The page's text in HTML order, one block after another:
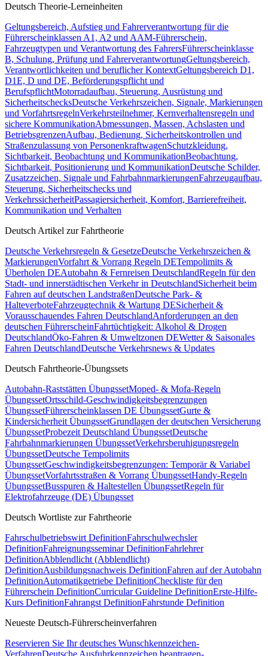
Deutsch Theorie-Lerneinheiten
Geltungsbereich, Aufstieg und Fahrerverantwortung für die
Führerscheinklassen A1, A2 und AAM-Führerschein,
Fahrzeugtypen und Verantwortung des FahrersFührerscheinklasse
B, Schulung, Prüfung und FahrerverantwortungGeltungsbereich,
Verantwortlichkeiten und beruflicher KontextGeltungsbereich D1,
D1E, D und DE, Beförderungspflicht und
BerufspflichtMotorradaufbau, Steuerung, Ausrüstung und
SicherheitschecksDeutsche Verkehrszeichen, Signale, Markierungen
und VorfahrtsregelnVerkehrsteilnehmer, Kernverhaltensregeln und
sichere KommunikationAbmessungen, Massen, Achslasten und
BetriebsgrenzenAufbau, Bedienung, Sicherheitskontrollen und
Straßenzulassung von PersonenkraftwagenSchutzkleidung,
Sichtbarkeit, Beobachtung und KommunikationBeobachtung,
Sichtbarkeit, Positionierung und KommunikationDeutsche Schilder,
Zusatzzeichen, Signale und FahrbahnmarkierungenFahrzeugaufbau,
Steuerung, Sicherheitschecks und
VerkehrssicherheitPassagiersicherheit, Komfort, Barrierefreiheit,
Kommunikation und Verhalten
Deutsch Artikel zur Fahrtheorie
Deutsche Verkehrsregeln & GesetzeDeutsche Verkehrszeichen &
MarkierungenVorfahrt & Vorrang Regeln DETempolimits &
Überholen DEAutobahn & Fernreisen DeutschlandRegeln für den
Stadt- und innerstädtischen Verkehr in DeutschlandSicherheit beim
Fahren auf deutschen LandstraßenDeutsche Park- &
HalteverboteFahrzeugtechnik & Wartung DESicherheit &
Vorausschauendes Fahren DeutschlandAnforderungen an den
deutschen FührerscheinFahrtüchtigkeit: Alkohol & Drogen
DeutschlandÖko-Fahren & Umweltzonen DEWetter & Saisonales
Fahren DeutschlandDeutsche Verkehrsnews & Updates
Deutsch Fahrtheorie-Übungssets
Autobahn-Raststätten ÜbungssetMoped- & Mofa-Regeln
ÜbungssetOrtsschild-Geschwindigkeitsbegrenzungen
ÜbungssetFührerscheinklassen DE ÜbungssetGurte &
Kindersicherheit ÜbungssetGrundlagen der deutschen Versicherung
ÜbungssetProbezeit Deutschland ÜbungssetDeutsche
Fahrbahnmarkierungen ÜbungssetVerkehrsberuhigungsregeln
ÜbungssetDeutsche Tempolimits
ÜbungssetGeschwindigkeitsbegrenzungen: Temporär & Variabel
ÜbungssetVorfahrtsstraßen & Vorrang ÜbungssetHandy-Regeln
ÜbungssetBusspuren & Haltestellen ÜbungssetRegeln für
Elektrofahrzeuge (DE) Übungsset
Deutsch Wortliste zur Fahrtheorie
Fahrschulbetriebswirt DefinitionFahrschulwechsler
DefinitionFahreignungsseminar DefinitionFahrlehrer
DefinitionAbblendlicht (Abblendlicht)
DefinitionAusbildungsnachweis DefinitionFahren auf der Autobahn
DefinitionAutomatikgetriebe DefinitionCheckliste für den
Führerschein DefinitionCurricular Guideline DefinitionErste-Hilfe-
Kurs DefinitionFahrangst DefinitionFahrstunde Definition
Neueste Deutsch-Führerscheinverfahren
Reservieren Sie Ihr deutsches Wunschkennzeichen-
VerfahrenDeutsche Ausfuhrkennzeichen beantragen-